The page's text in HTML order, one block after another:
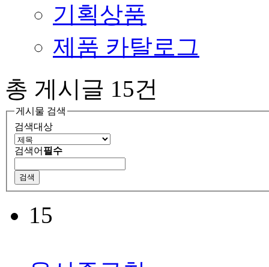
기획상품
제품 카탈로그
총 게시글 15건
게시물 검색
검색대상
검색어 필수
15